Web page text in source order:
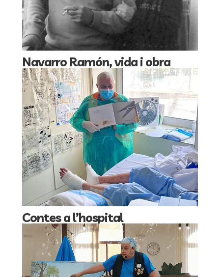
Navarro Ramón, vida i obra
Contes a l’hospital